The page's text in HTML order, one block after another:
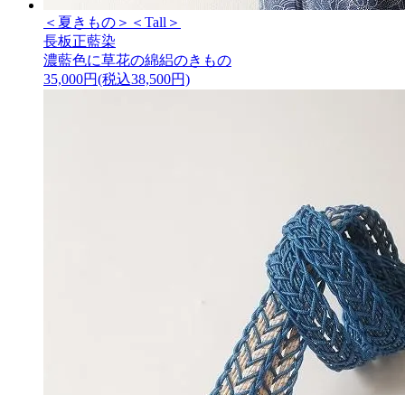
＜夏きもの＞＜Tall＞
長板正藍染
濃藍色に草花の綿絽のきもの
35,000円(税込38,500円)